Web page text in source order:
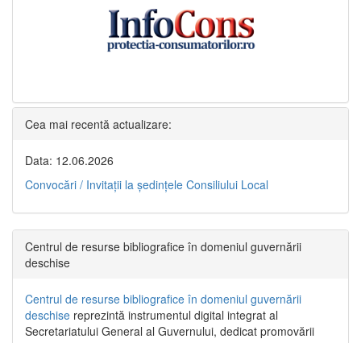
Cea mai recentă actualizare:
Data: 12.06.2026
Convocări / Invitaţii la şedinţele Consiliului Local
Centrul de resurse bibliografice în domeniul guvernării
deschise
Centrul de resurse bibliografice în domeniul guvernării
deschise reprezintă instrumentul digital integrat al
Secretariatului General al Guvernului, dedicat promovării